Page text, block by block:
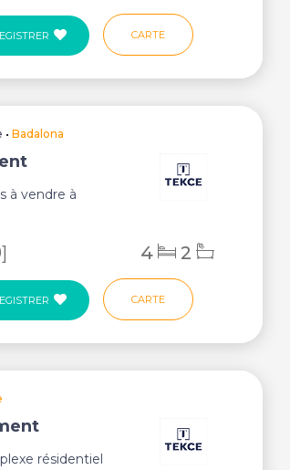
CARTE
•Badalona
à vendre à
4 2
CARTE
résidentiel